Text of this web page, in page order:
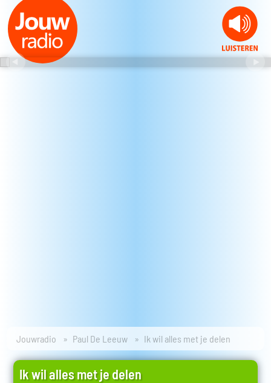
Jouwradio Paul De Leeuw Ik wil alles met je delen
Ik wil alles met je delen